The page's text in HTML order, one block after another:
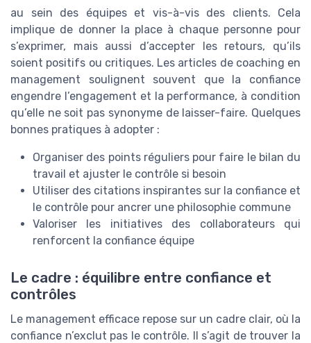
au sein des équipes et vis-à-vis des clients. Cela
implique de donner la place à chaque personne pour
s’exprimer, mais aussi d’accepter les retours, qu’ils
soient positifs ou critiques. Les articles de coaching en
management soulignent souvent que la confiance
engendre l’engagement et la performance, à condition
qu’elle ne soit pas synonyme de laisser-faire. Quelques
bonnes pratiques à adopter :
Organiser des points réguliers pour faire le bilan du
travail et ajuster le contrôle si besoin
Utiliser des citations inspirantes sur la confiance et
le contrôle pour ancrer une philosophie commune
Valoriser les initiatives des collaborateurs qui
renforcent la confiance équipe
Le cadre : équilibre entre confiance et
contrôles
Le management efficace repose sur un cadre clair, où la
confiance n’exclut pas le contrôle. Il s’agit de trouver la